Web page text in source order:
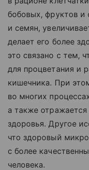
бобовых, фруктов
и семян,
делает его более
это связано с тем,
для процветания и
кишечника. При
во многих
а также
здоровья. Другое
что здоровый
с более
человека.